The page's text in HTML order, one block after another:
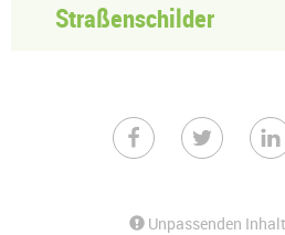
Straßenschilder
Unpassenden